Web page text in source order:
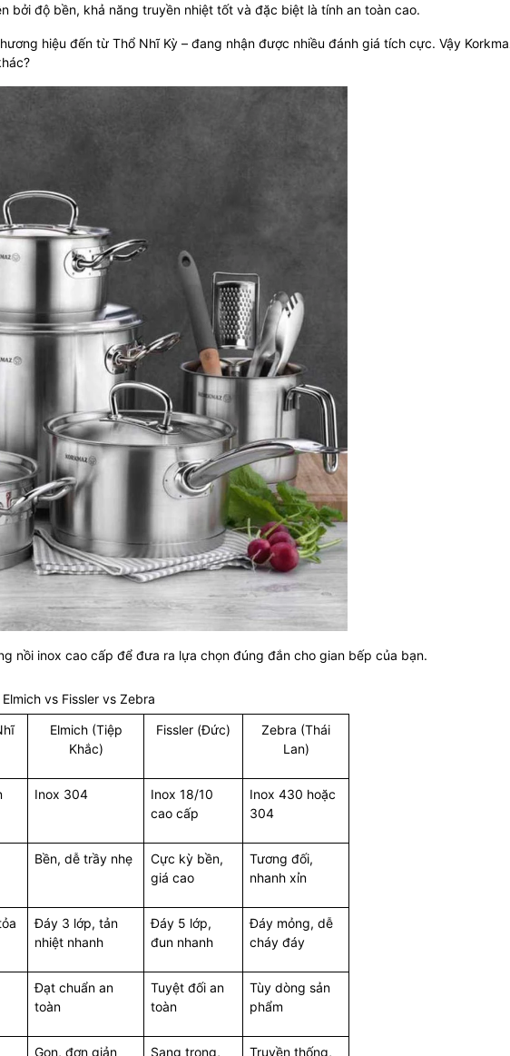
bởi độ bền, khả năng truyền nhiệt tốt và đặc biệt là tính an toàn cao.
hiệu đến từ Thổ Nhĩ Kỳ – đang nhận được nhiều đánh giá tích cực. Vậy
nồi inox cao cấp để đưa ra lựa chọn đúng đắn cho gian bếp của bạn.
vs Fissler vs Zebra
Elmich (Tiệp
Khắc)
Fissler (Đức)
Zebra (Thái
Lan)
Inox 304
Inox 18/10
cao cấp
Inox 430 hoặc
304
Bền, dễ trầy nhẹ
Cực kỳ bền,
giá cao
Tương đối,
nhanh xỉn
Đáy 3 lớp, tản
nhiệt nhanh
Đáy 5 lớp,
đun nhanh
Đáy mỏng, dễ
cháy đáy
Đạt chuẩn an
toàn
Tuyệt đối an
toàn
Tùy dòng sản
phẩm
Gọn, đơn giản
Sang trọng,
Truyền thống,